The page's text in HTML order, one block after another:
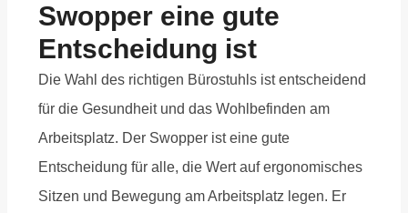
Swopper eine gute
Entscheidung ist
Die Wahl des richtigen Bürostuhls ist entscheidend
für die Gesundheit und das Wohlbefinden am
Arbeitsplatz. Der Swopper ist eine gute
Entscheidung für alle, die Wert auf ergonomisches
Sitzen und Bewegung am Arbeitsplatz legen. Er